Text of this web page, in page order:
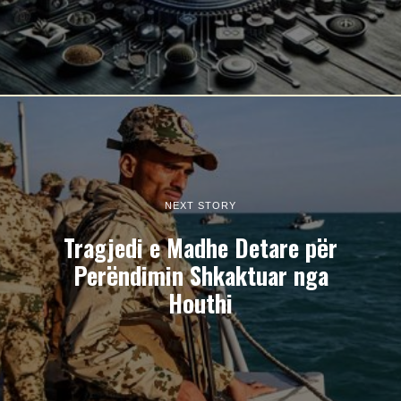
NEXT STORY
Tragjedi e Madhe Detare për
Perëndimin Shkaktuar nga
Houthi